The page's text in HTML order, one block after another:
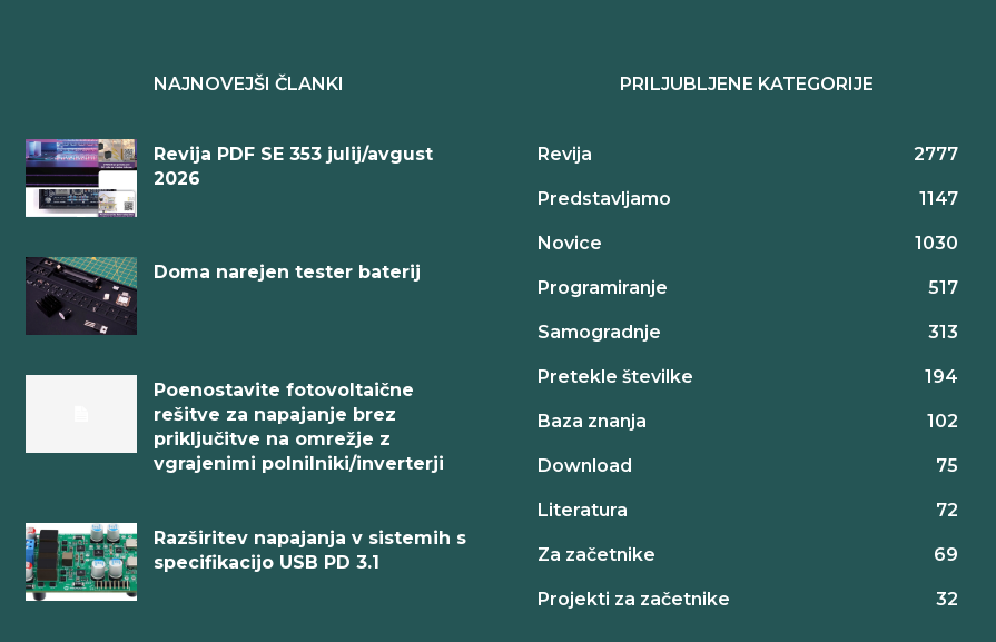
NAJNOVEJŠI ČLANKI
Revija PDF SE 353 julij/avgust
2026
Doma narejen tester baterij
Poenostavite fotovoltaične
rešitve za napajanje brez
priključitve na omrežje z
vgrajenimi polnilniki/inverterji
Razširitev napajanja v sistemih s
specifikacijo USB PD 3.1
PRILJUBLJENE KATEGORIJE
Revija 2777
Predstavljamo 1147
Novice 1030
Programiranje 517
Samogradnje 313
Pretekle številke 194
Baza znanja 102
Download 75
Literatura 72
Za začetnike 69
Projekti za začetnike 32